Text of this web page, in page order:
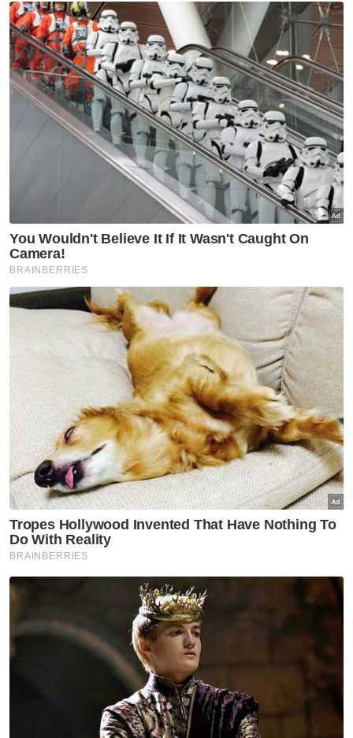
Berita Telus & Tulus menerusi E-Mel setiap
Muat turun aplikasi Sinar Harian.Klik di sini!
Jawab soalan kaji selidik dandapatkan
baucar tunai.
×
Di manakah anda tinggal?
Johor
Melaka
N. Sembilan
P. Pinang
Sabah
Sarawak
Selangor
Terengganu